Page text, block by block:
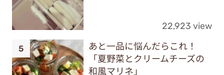
22,923 view
あと一品に悩んだらこれ！
「夏野菜とクリームチーズの
和風マリネ」